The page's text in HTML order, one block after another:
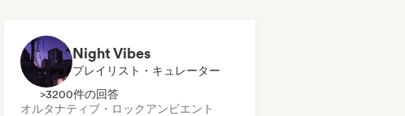
Night Vibes
プレイリスト・キュレーター
>3200件の回答
オルタナティブ・ロックアンビエント